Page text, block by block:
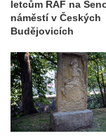
Pomník J. V.
Pamětní deska
vstupu do
Plastika Koule
Liberci
letcům RAF na
náměstí v Českých
Budějovicích